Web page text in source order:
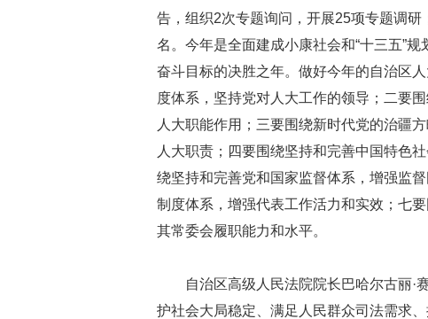
告，组织2次专题询问，开展25项专题调研
名。今年是全面建成小康社会和“十三五”
奋斗目标的决胜之年。做好今年的自治区
度体系，坚持党对人大工作的领导；二要
人大职能作用；三要围绕新时代党的治疆
人大职责；四要围绕坚持和完善中国特色
绕坚持和完善党和国家监督体系，增强监
制度体系，增强代表工作活力和实效；七
其常委会履职能力和水平。
自治区高级人民法院院长巴哈尔古丽·
护社会大局稳定、满足人民群众司法需求